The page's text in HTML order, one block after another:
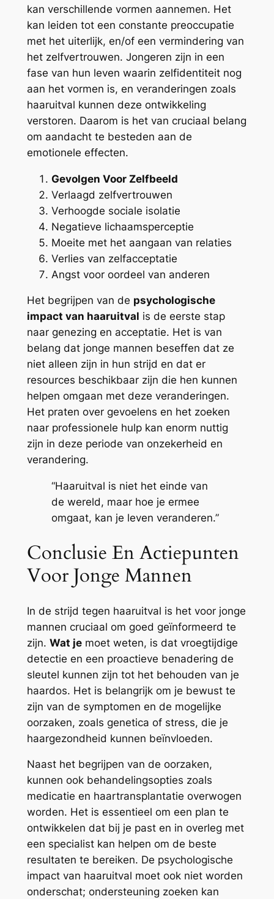
kan verschillende vormen aannemen. Het
kan leiden tot een constante preoccupatie
met het uiterlijk, en/of een vermindering van
het zelfvertrouwen. Jongeren zijn in een
fase van hun leven waarin zelfidentiteit nog
aan het vormen is, en veranderingen zoals
haaruitval kunnen deze ontwikkeling
verstoren. Daarom is het van cruciaal belang
om aandacht te besteden aan de
emotionele effecten.
Gevolgen Voor Zelfbeeld
Verlaagd zelfvertrouwen
Verhoogde sociale isolatie
Negatieve lichaamsperceptie
Moeite met het aangaan van relaties
Verlies van zelfacceptatie
Angst voor oordeel van anderen
Het begrijpen van de psychologische
impact van haaruitval is de eerste stap
naar genezing en acceptatie. Het is van
belang dat jonge mannen beseffen dat ze
niet alleen zijn in hun strijd en dat er
resources beschikbaar zijn die hen kunnen
helpen omgaan met deze veranderingen.
Het praten over gevoelens en het zoeken
naar professionele hulp kan enorm nuttig
zijn in deze periode van onzekerheid en
verandering.
“Haaruitval is niet het einde van
de wereld, maar hoe je ermee
omgaat, kan je leven veranderen.”
Conclusie En Actiepunten
Voor Jonge Mannen
In de strijd tegen haaruitval is het voor jonge
mannen cruciaal om goed geïnformeerd te
zijn. Wat jemoet weten, is dat vroegtijdige
detectie en een proactieve benadering de
sleutel kunnen zijn tot het behouden van je
haardos. Het is belangrijk om je bewust te
zijn van de symptomen en de mogelijke
oorzaken, zoals genetica of stress, die je
haargezondheid kunnen beïnvloeden.
Naast het begrijpen van de oorzaken,
kunnen ook behandelingsopties zoals
medicatie en haartransplantatie overwogen
worden. Het is essentieel om een plan te
ontwikkelen dat bij je past en in overleg met
een specialist kan helpen om de beste
resultaten te bereiken. De psychologische
impact van haaruitval moet ook niet worden
onderschat; ondersteuning zoeken kan